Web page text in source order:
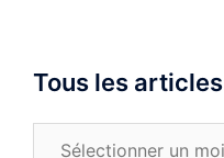
Tous les articles